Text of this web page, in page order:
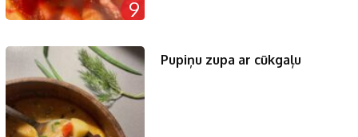
9
Pupiņu zupa ar cūkgaļu